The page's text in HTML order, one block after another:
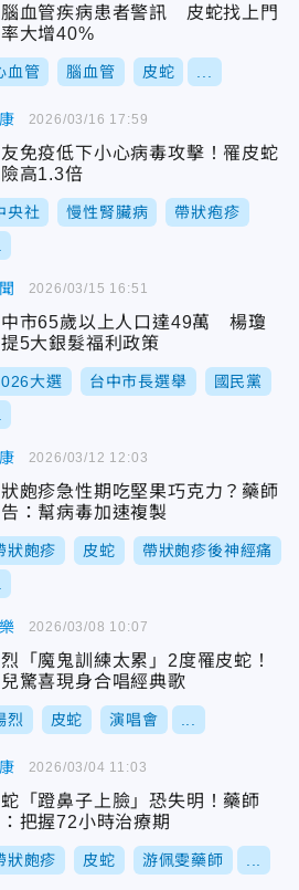
血管疾病患者警訊 皮蛇找上門
大增40%
血管 腦血管 皮蛇
免疫低下小心病毒攻擊！罹皮蛇
高1.3倍
央社 慢性腎臟病 帶狀疱疹
2026/03/16 17:59
市65歲以上人口達49萬 楊瓊
5大銀髮福利政策
大選 台中市長選舉 國民黨
2026/03/15 16:51
皰疹急性期吃堅果巧克力？藥師
：幫病毒加速複製
狀皰疹 皮蛇 帶狀皰疹後神經痛
2026/03/12 12:03
「魔鬼訓練太累」2度罹皮蛇！
驚喜現身合唱經典歌
烈 皮蛇 演唱會
2026/03/08 10:07
「蹬鼻子上臉」恐失明！藥師
把握72小時治療期
狀皰疹 皮蛇 游佩雯藥師
2026/03/04 11:03